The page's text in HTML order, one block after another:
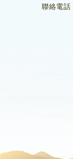
聯絡電話